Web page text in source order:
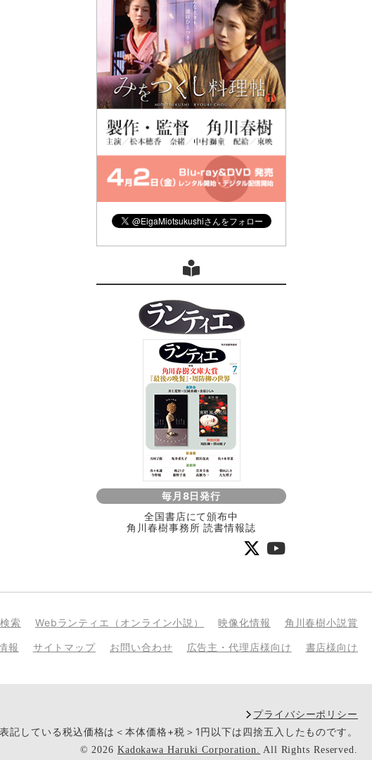
毎月8日発行
全国書店にて頒布中
角川春樹事務所 読書情報誌
検索 Webランティエ（オンライン小説） 映像化情報 角川春樹小説賞
報 サイトマップ お問い合わせ 広告主・代理店様向け 書店様向け
プライバシーポリシー
記している税込価格は＜本体価格+税＞1円以下は四捨五入したものです。
© 2026 Kadokawa Haruki Corporation. All Rights Reserved.